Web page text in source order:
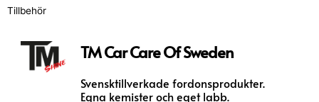
Tillbehör
TM Car Care Of Sweden
Svensktillverkade fordonsprodukter.
Egna kemister och eget labb.